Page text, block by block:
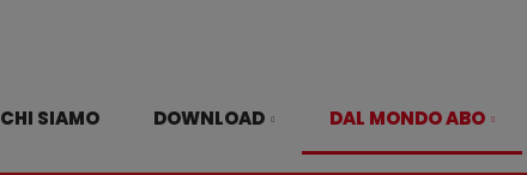
CHI SIAMO DOWNLOAD DAL MONDO ABO